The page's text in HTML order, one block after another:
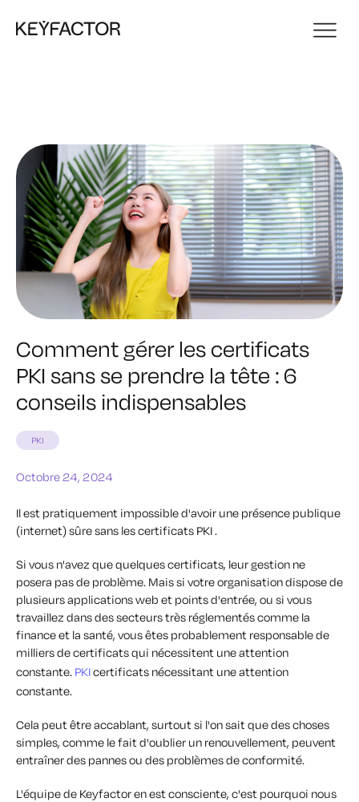
Comment gérer les certificats
PKI sans se prendre la tête : 6
conseils indispensables
PKI
Octobre 24, 2024
Il est pratiquement impossible d'avoir une présence publique
(internet) sûre sans les certificats PKI .
Si vous n'avez que quelques certificats, leur gestion ne
posera pas de problème. Mais si votre organisation dispose de
plusieurs applications web et points d'entrée, ou si vous
travaillez dans des secteurs très réglementés comme la
finance et la santé, vous êtes probablement responsable de
milliers de certificats qui nécessitent une attention
constante. PKIcertificats nécessitant une attention
constante.
Cela peut être accablant, surtout si l'on sait que des choses
simples, comme le fait d'oublier un renouvellement, peuvent
entraîner des pannes ou des problèmes de conformité.
L'équipe de Keyfactor en est consciente, c'est pourquoi nous